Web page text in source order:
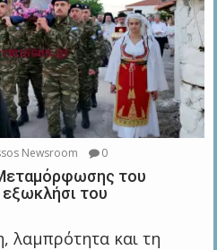
Newsroom 0
του
του
λαμπρότητα και τη